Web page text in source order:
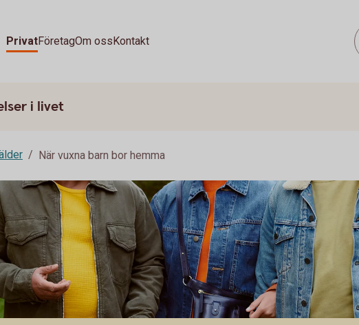
PrivatFöretagOm ossKontakt
i livet
När vuxna barn bor hemma